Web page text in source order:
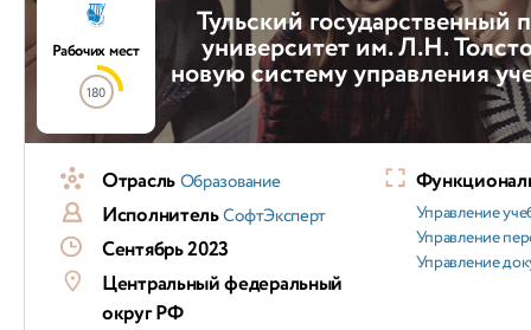
Тульский государственный
университет им. Л.Н.
новую систему управления
Рабочих мест
180
ОтрасльОбразование
ИсполнительСофтЭксперт
Сентябрь 2023
Центральный федеральный
округ РФ
Управление
Управление
Управление